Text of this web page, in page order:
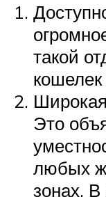
такой
кошелек
Это
любых
зонах. В